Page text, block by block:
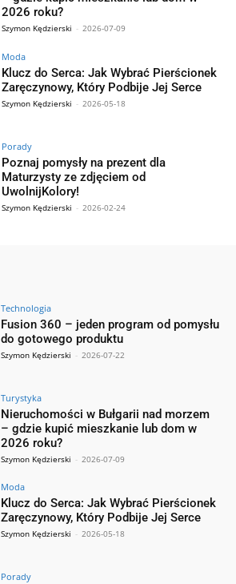
2026 roku?
Szymon Kędzierski - 2026-07-09
Moda
Klucz do Serca: Jak Wybrać Pierścionek
Zaręczynowy, Który Podbije Jej Serce
Szymon Kędzierski - 2026-05-18
Porady
Poznaj pomysły na prezent dla
Maturzysty ze zdjęciem od
UwolnijKolory!
Szymon Kędzierski - 2026-02-24
Technologia
Fusion 360 – jeden program od pomysłu
do gotowego produktu
Szymon Kędzierski - 2026-07-22
Turystyka
Nieruchomości w Bułgarii nad morzem
– gdzie kupić mieszkanie lub dom w
2026 roku?
Szymon Kędzierski - 2026-07-09
Moda
Klucz do Serca: Jak Wybrać Pierścionek
Zaręczynowy, Który Podbije Jej Serce
Szymon Kędzierski - 2026-05-18
Porady